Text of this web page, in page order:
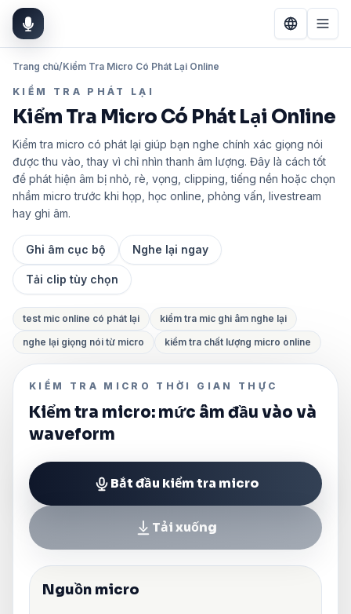
Trang chủ/Kiểm Tra Micro Có Phát Lại Online
KIỂM TRA PHÁT LẠI
Kiểm Tra Micro Có Phát Lại Online
Kiểm tra micro có phát lại giúp bạn nghe chính xác giọng nói
được thu vào, thay vì chỉ nhìn thanh âm lượng. Đây là cách tốt
để phát hiện âm bị nhỏ, rè, vọng, clipping, tiếng nền hoặc chọn
nhầm micro trước khi họp, học online, phỏng vấn, livestream
hay ghi âm.
Ghi âm cục bộ Nghe lại ngay
Tải clip tùy chọn
test mic online có phát lại
kiểm tra mic ghi âm nghe lại
nghe lại giọng nói từ micro
kiểm tra chất lượng micro online
KIỂM TRA MICRO THỜI GIAN THỰC
Kiểm tra micro: mức âm đầu vào và
waveform
Bắt đầu kiểm tra micro
Tải xuống
Nguồn micro